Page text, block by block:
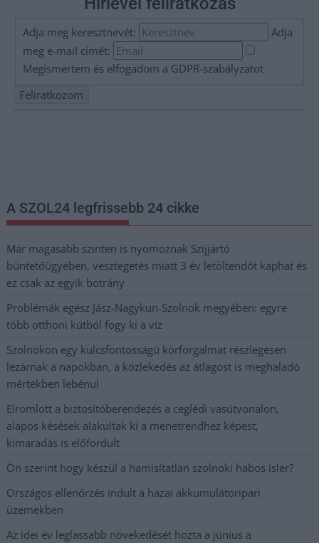
Adja meg keresztnevét:
Adja
meg e-mail címét:
Megismertem és elfogadom a GDPR-szabályzatot
A SZOL24 legfrissebb 24 cikke
Már magasabb szinten is nyomoznak Szijjártó
büntetőügyében, vesztegetés miatt 3 év letöltendőt kaphat és
ez csak az egyik botrány
Problémák egész Jász-Nagykun-Szolnok megyében: egyre
több otthoni kútból fogy ki a víz
Szolnokon egy kulcsfontosságú körforgalmat részlegesen
lezárnak a napokban, a közlekedés az átlagost is meghaladó
mértékben lebénul
Elromlott a biztosítóberendezés a ceglédi vasútvonalon,
alapos késések alakultak ki a menetrendhez képest,
kimaradás is előfordult
Ön szerint hogy készül a hamisítatlan szolnoki habos isler?
Országos ellenőrzés indult a hazai akkumulátoripari
üzemekben
Az idei év leglassabb növekedését hozta a június a